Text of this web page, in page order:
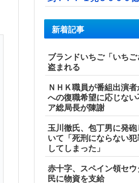
新着記事
ブランドいちご「いち
盗まれる
ＮＨＫ職員が番組出演
への復職希望に応じな
ア総局長が陳謝
玉川徹氏、包丁男に発
いて「死刑にならない
してしまった」
赤十字、スペイン領セ
民に物資を支給